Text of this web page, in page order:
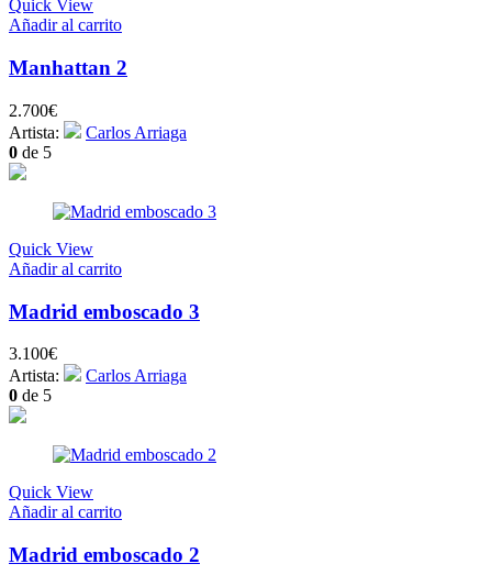
Quick View
Añadir al carrito
Manhattan 2
2.700€
Artista:
Carlos Arriaga
0 de 5
Quick View
Añadir al carrito
Madrid emboscado 3
3.100€
Artista:
Carlos Arriaga
0 de 5
Quick View
Añadir al carrito
Madrid emboscado 2